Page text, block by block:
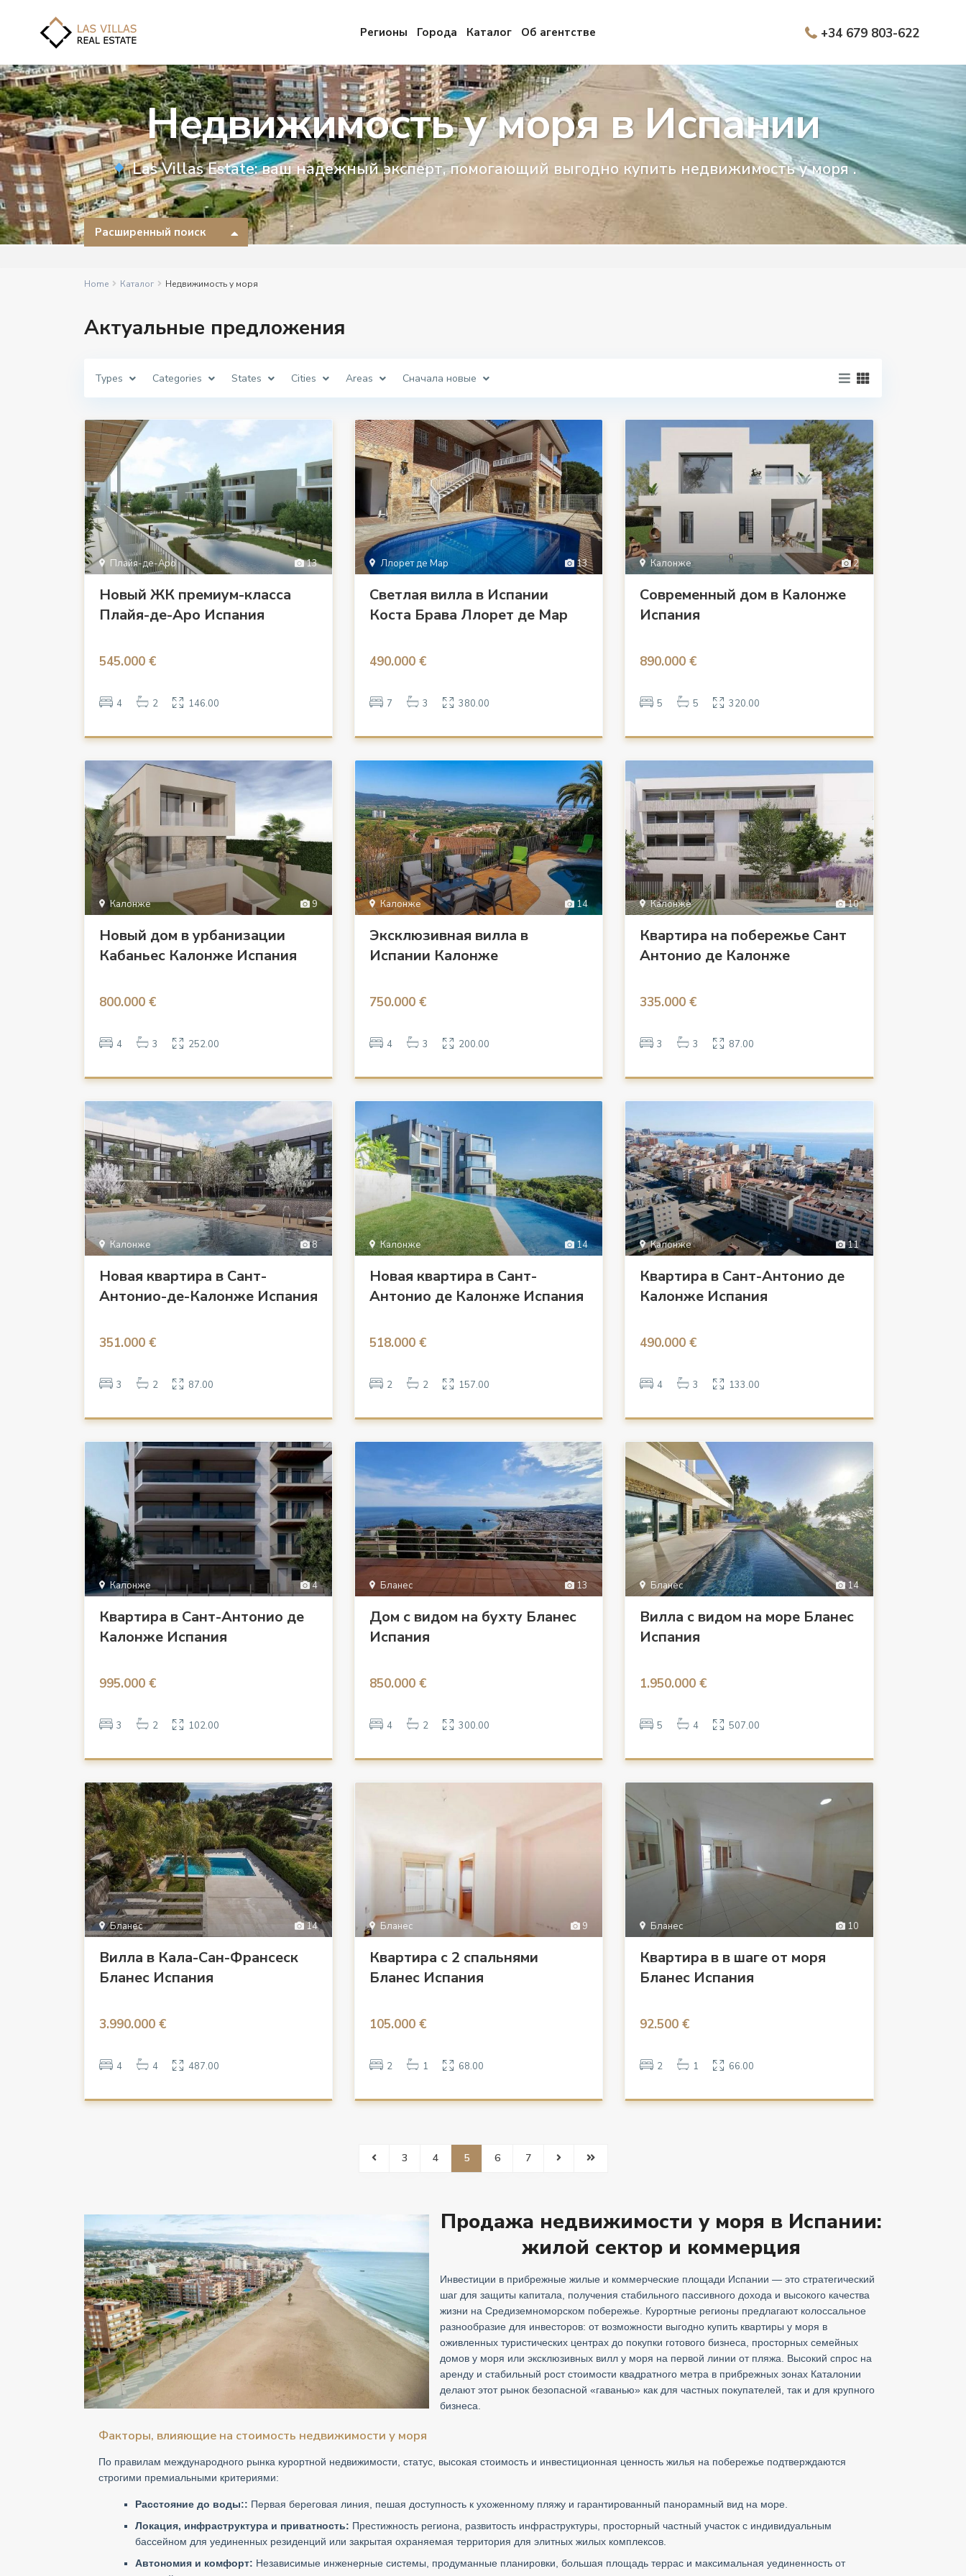
Регионы Города Каталог Об агентстве +34 679 803-622
Недвижимость у моря в Испании
Las Villas Estate: ваш надежный эксперт, помогающий выгодно купить недвижимость у моря .
Расширенный поиск
Home Каталог Недвижимость у моря
Актуальные предложения
Types Categories States Cities Areas Сначала новые
13
Плайя-де-Аро
Новый ЖК премиум-класса
Плайя-де-Аро Испания
545.000 €
4 2 146.00
13
Ллорет де Мар
Светлая вилла в Испании
Коста Брава Ллорет де Мар
490.000 €
7 3 380.00
2
Калонже
Современный дом в Калонже
Испания
890.000 €
5 5 320.00
9
Калонже
Новый дом в урбанизации
Кабаньес Калонже Испания
800.000 €
4 3 252.00
14
Калонже
Эксклюзивная вилла в
Испании Калонже
750.000 €
4 3 200.00
10
Калонже
Квартира на побережье Сант
Антонио де Калонже
335.000 €
3 3 87.00
8
Калонже
Новая квартира в Сант-
Антонио-де-Калонже Испания
351.000 €
3 2 87.00
14
Калонже
Новая квартира в Сант-
Антонио де Калонже Испания
518.000 €
2 2 157.00
11
Калонже
Квартира в Сант-Антонио де
Калонже Испания
490.000 €
4 3 133.00
4
Калонже
Квартира в Сант-Антонио де
Калонже Испания
995.000 €
3 2 102.00
13
Бланес
Дом с видом на бухту Бланес
Испания
850.000 €
4 2 300.00
14
Бланес
Вилла с видом на море Бланес
Испания
1.950.000 €
5 4 507.00
14
Бланес
Вилла в Кала-Сан-Франсеск
Бланес Испания
3.990.000 €
4 4 487.00
9
Бланес
Квартира с 2 спальнями
Бланес Испания
105.000 €
2 1 68.00
10
Бланес
Квартира в в шаге от моря
Бланес Испания
92.500 €
2 1 66.00
3 4 5 6 7
Продажа недвижимости у моря в Испании:
жилой сектор и коммерция
Инвестиции в прибрежные жилые и коммерческие площади Испании — это стратегический
шаг для защиты капитала, получения стабильного пассивного дохода и высокого качества
жизни на Средиземноморском побережье. Курортные регионы предлагают колоссальное
разнообразие для инвесторов: от возможности выгодно купить квартиры у моря в
оживленных туристических центрах до покупки готового бизнеса, просторных семейных
домов у моря или эксклюзивных вилл у моря на первой линии от пляжа. Высокий спрос на
аренду и стабильный рост стоимости квадратного метра в прибрежных зонах Каталонии
делают этот рынок безопасной «гаванью» как для частных покупателей, так и для крупного
бизнеса.
Факторы, влияющие на стоимость недвижимости у моря
По правилам международного рынка курортной недвижимости, статус, высокая стоимость и инвестиционная ценность жилья на побережье подтверждаются
строгими премиальными критериями:
Расстояние до воды:: Первая береговая линия, пешая доступность к ухоженному пляжу и гарантированный панорамный вид на море.
Локация, инфраструктура и приватность: Престижность региона, развитость инфраструктуры, просторный частный участок с индивидуальным
бассейном для уединенных резиденций или закрытая охраняемая территория для элитных жилых комплексов.
Автономия и комфорт: Независимые инженерные системы, продуманные планировки, большая площадь террас и максимальная уединенность от